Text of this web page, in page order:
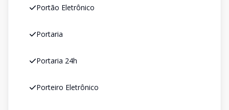
Portão Eletrônico
Portaria
Portaria 24h
Porteiro Eletrônico